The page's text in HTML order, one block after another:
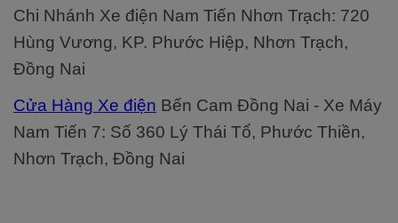
Chi Nhánh Xe điện Nam Tiến Nhơn Trạch: 720
Hùng Vương, KP. Phước Hiệp, Nhơn Trạch,
Đồng Nai
Cửa Hàng Xe điện Bến Cam Đồng Nai - Xe Máy
Nam Tiến 7: Số 360 Lý Thái Tổ, Phước Thiền,
Nhơn Trạch, Đồng Nai